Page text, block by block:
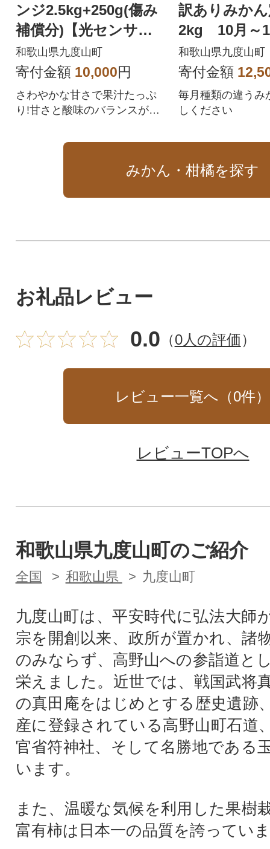
ンジ2.5kg+250g(傷み
補償分)【光センサ
ー】【柑橘・ジュース
にも】訳あり
和歌山県九度山町
寄付金額 10,000円
さわやかな甘さで果汁たっぷ
り!甘さと酸味のバランスが良
訳ありみか
2kg 10月～
間限定全4回
和歌山県九度山町
寄付金額
毎月種類の違うみ
しください
みかん・柑橘を探す
お礼品レビュー
0.0 （0人の評価）
レビュー一覧へ（0件）
レビューTOPへ
和歌山県九度山町のご紹介
全国 和歌山県 九度山町
九度山町は、平安時代に弘法大師
宗を開創以来、政所が置かれ、諸
のみならず、高野山への参詣道と
栄えました。近世では、戦国武将
の真田庵をはじめとする歴史遺跡
産に登録されている高野山町石道
官省符神社、そして名勝地である
います。
また、温暖な気候を利用した果樹
富有柿は日本一の品質を誇ってい